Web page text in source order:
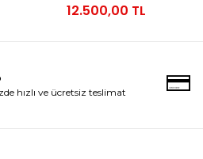
12.500,00 TL
hızlı ve ücretsiz teslimat